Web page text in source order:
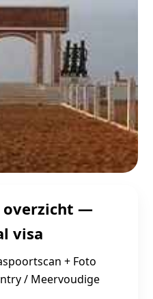
overzicht —
visa
+ Foto
/ Meervoudige